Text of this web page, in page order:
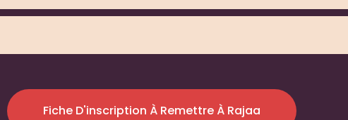
Fiche D'inscription À Remettre À Rajaa